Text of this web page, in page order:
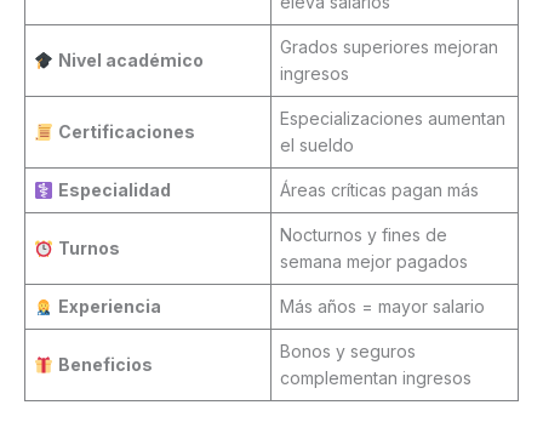
Nivel académico
Grados superiores mejoran
ingresos
Certificaciones
Especializaciones aumentan
el sueldo
Especialidad Áreas críticas pagan más
Turnos
Nocturnos y fines de
semana mejor pagados
Experiencia Más años = mayor salario
Beneficios
Bonos y seguros
complementan ingresos